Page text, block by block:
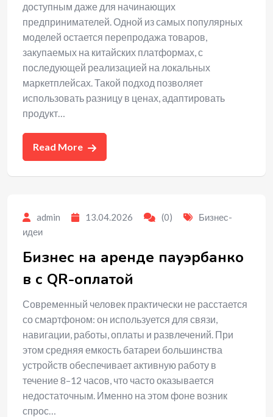
доступным даже для начинающих
предпринимателей. Одной из самых популярных
моделей остается перепродажа товаров,
закупаемых на китайских платформах, с
последующей реализацией на локальных
маркетплейсах. Такой подход позволяет
использовать разницу в ценах, адаптировать
продукт…
Read More
admin 13.04.2026 (0)
Бизнес-
идеи
Бизнес на аренде пауэрбанко
в с QR-оплатой
Современный человек практически не расстается
со смартфоном: он используется для связи,
навигации, работы, оплаты и развлечений. При
этом средняя емкость батареи большинства
устройств обеспечивает активную работу в
течение 8–12 часов, что часто оказывается
недостаточным. Именно на этом фоне возник
спрос…